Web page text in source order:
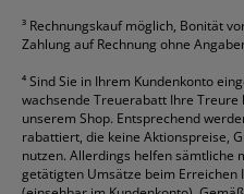
³ Rechnungskauf möglich, Bonität
Zahlung auf Rechnung ohne
⁴Sind Sie in Ihrem Kundenkonto
wachsende Treuerabatt Ihre
unserem Shop. Entsprechend
rabattiert, die keine Aktionspreise,
nutzen. Allerdings helfen sämtliche
getätigten Umsätze beim